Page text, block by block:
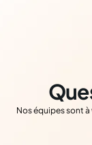
Nos équipes sont